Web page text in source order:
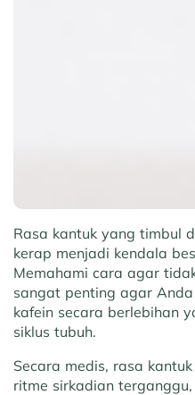
Rasa kantuk yang timbul
kerap menjadi kendala
Memahami cara agar
sangat penting agar
kafein secara berlebihan
siklus tubuh.
Secara medis, rasa
ritme sirkadian